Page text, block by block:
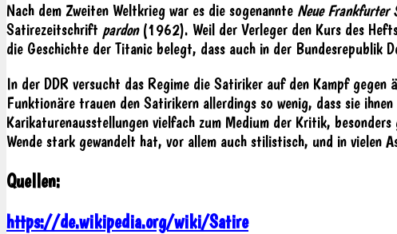
Nach dem Zweiten Weltkrieg war es die sogenannte Neue Frankfurter
Satirezeitschrift pardon(1962). Weil der Verleger den Kurs des
die Geschichte der Titanic belegt, dass auch in der Bundesrepublik
In der DDR versucht das Regime die Satiriker auf den Kampf
Funktionäre trauen den Satirikern allerdings so wenig, dass sie
Karikaturenausstellungen vielfach zum Medium der Kritik,
Wende stark gewandelt hat, vor allem auch stilistisch, und in vielen
Quellen:
https://de.wikipedia.org/wiki/Satire